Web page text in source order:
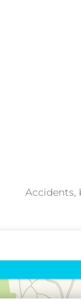
Accidents,